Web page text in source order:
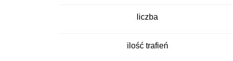
liczba
ilość trafień